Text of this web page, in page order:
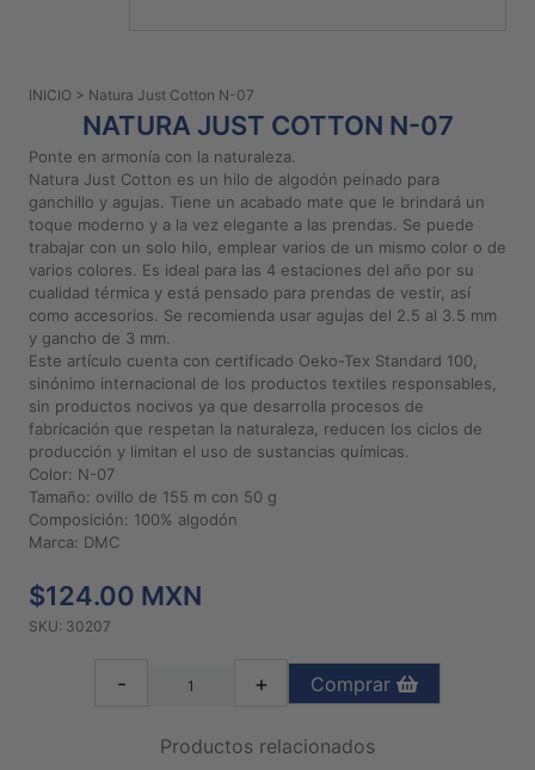
Preguntas
frecuentes
Aviso De
Privacidad
Políticas
Compra
2026
Diseños
Para
Bordar
INICIO > Natura Just Cotton N-07
NATURA JUST COTTON N-07
Ponte en armonía con la naturaleza.
Natura Just Cotton es un hilo de algodón peinado para
ganchillo y agujas. Tiene un acabado mate que le brindará un
toque moderno y a la vez elegante a las prendas. Se puede
trabajar con un solo hilo, emplear varios de un mismo color o de
varios colores. Es ideal para las 4 estaciones del año por su
cualidad térmica y está pensado para prendas de vestir, así
como accesorios. Se recomienda usar agujas del 2.5 al 3.5 mm
y gancho de 3 mm.
Este artículo cuenta con certificado Oeko-Tex Standard 100,
sinónimo internacional de los productos textiles responsables,
sin productos nocivos ya que desarrolla procesos de
fabricación que respetan la naturaleza, reducen los ciclos de
producción y limitan el uso de sustancias químicas.
Color: N-07
Tamaño: ovillo de 155 m con 50 g
Composición: 100% algodón
Marca: DMC
$124.00 MXN
SKU: 30207
- + Comprar
Productos relacionados